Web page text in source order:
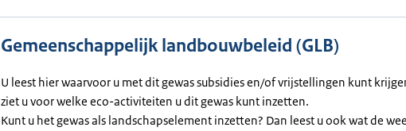
Gemeenschappelijk landbouwbeleid (GLB)
U leest hier waarvoor u met dit gewas subsidies en/of vrijstellingen kunt
ziet u voor welke eco-activiteiten u dit gewas kunt inzetten.
Kunt u het gewas als landschapselement inzetten? Dan leest u ook wat de